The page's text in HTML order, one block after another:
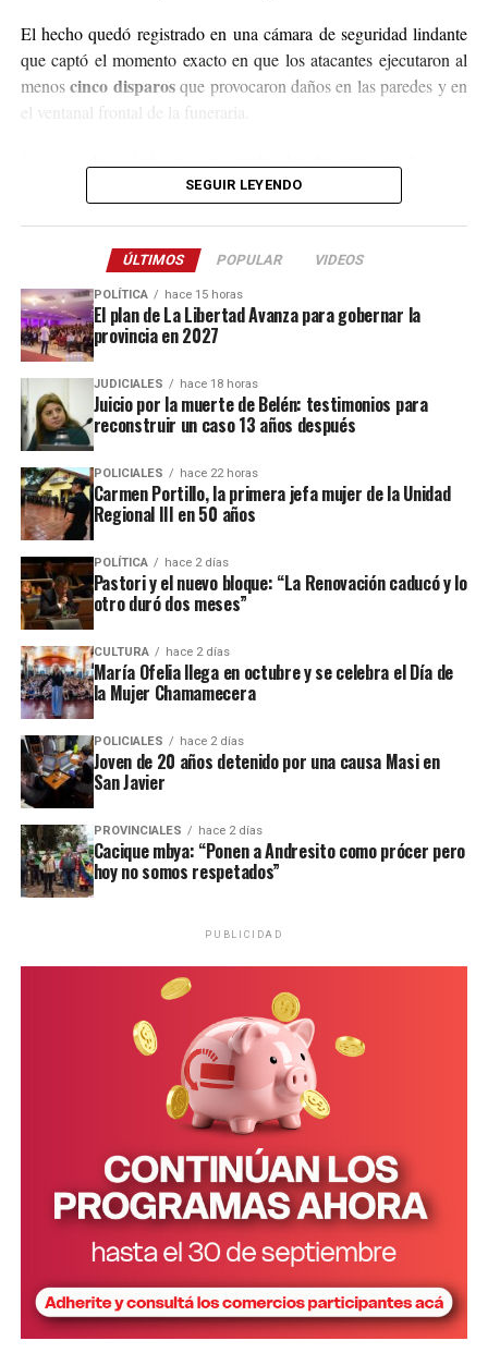
El hecho quedó registrado en una cámara de seguridad lindante
que captó el momento exacto en que los atacantes ejecutaron al
menoscinco disparosque provocaron daños en las paredes y en
el ventanal frontal de la funeraria.
hacia el acceso a El Soberbio y en el lugar intervino el personal
Este ataque se suma a otros tantos episodios similares registrados
recientemente en contra de comercios o propiedades vinculadas a
Coleco, ex intendente de El Soberbio que en 2013 fue destituido
del cargo por acusaciones de
asociación ilícita.
En el listado de hechos recientes figuran un incendio de cabañas
en el complejoTío Colecoa fines de la semana pasada y otro
ataque similar a la funeraria ahora baleada en a fines de marzo.
Todos los episodios son investigados por el personal de la
comisaría local, aunque hasta el momento no se conocieron
mayores novedades.
SEGUIR LEYENDO
ÚLTIMOS POPULAR VIDEOS
POLÍTICA hace 15 horas
El plan de La Libertad Avanza para gobernar la
provincia en 2027
JUDICIALES hace 18 horas
Juicio por la muerte de Belén: testimonios para
reconstruir un caso 13 años después
POLICIALES hace 22 horas
Carmen Portillo, la primera jefa mujer de la Unidad
Regional III en 50 años
POLÍTICA hace 2 días
Pastori y el nuevo bloque: “La Renovación caducó y lo
otro duró dos meses”
CULTURA hace 2 días
María Ofelia llega en octubre y se celebra el Día de
la Mujer Chamamecera
POLICIALES hace 2 días
Joven de 20 años detenido por una causa Masi en
San Javier
PROVINCIALES hace 2 días
Cacique mbya: “Ponen a Andresito como prócer pero
hoy no somos respetados”
PUBLICIDAD